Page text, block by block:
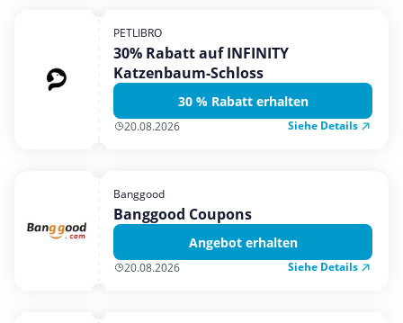
PETLIBRO
30% Rabatt auf INFINITY
Katzenbaum-Schloss
30 % Rabatt erhalten
20.08.2026 Siehe Details
Banggood
Banggood Coupons
Angebot erhalten
20.08.2026 Siehe Details